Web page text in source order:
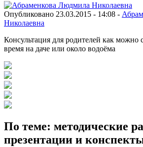
Опубликовано 23.03.2015 - 14:08 -
Николаевна
Консультация для родителей как можно
время на даче или около водоёма
По теме: методические
презентации и